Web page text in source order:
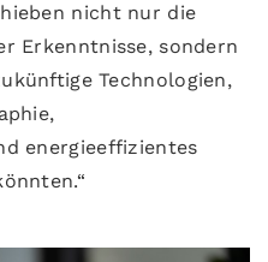
nicht nur die
Erkenntnisse, sondern
Technologien,
energieeffizientes